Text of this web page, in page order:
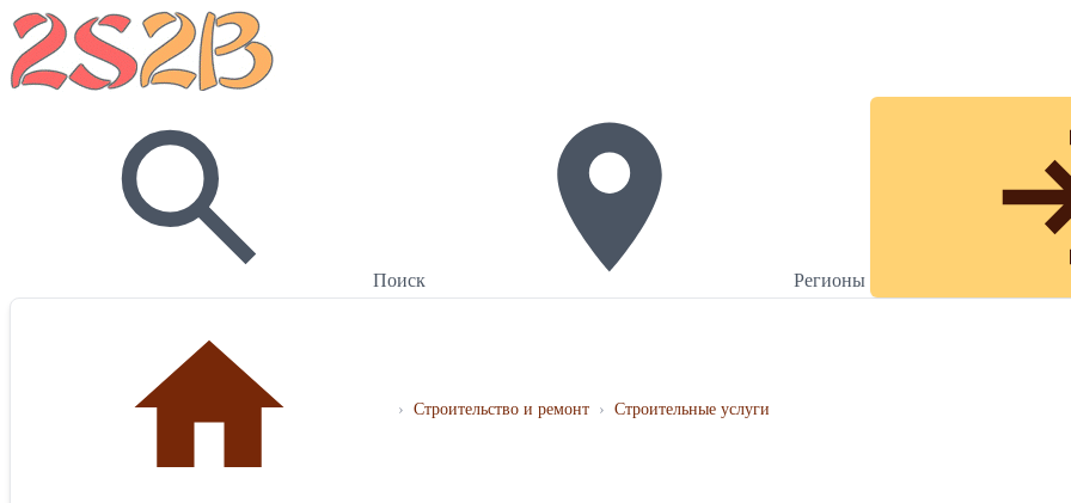
Поиск Регионы
› Строительство и ремонт › Строительные услуги